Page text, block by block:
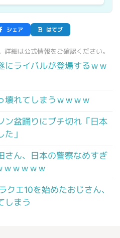
シェア はてブ
細は公式情報をご確認ください。
にライバルが登場するｗｗ
壊れてしまうｗｗｗｗ
ン盆踊りにブチ切れ「日本
」
さん、日本の警察なめすぎ
ｗｗｗｗｗ
クエ10を始めたおじさん、
しまう